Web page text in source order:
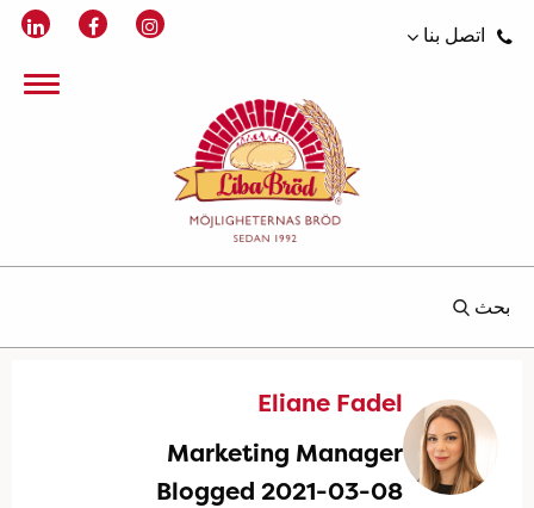
اتصل بنا
بحث
Eliane Fadel
Marketing Manager
Blogged 2021-03-08